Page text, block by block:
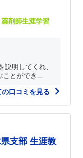
剤師生涯学習
明してくれ、
とができ...
の口コミを見る
支部 生涯教